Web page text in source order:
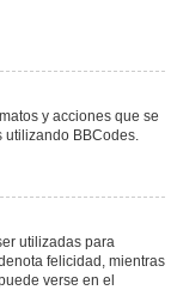
y acciones que se
utilizando BBCodes.
utilizadas para
felicidad, mientras
verse en el